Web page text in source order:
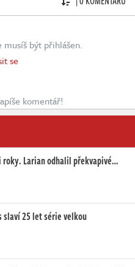
musíš být přihlášen.
se
komentář!
roky. Larian odhalil překvapivé…
slaví 25 let série velkou